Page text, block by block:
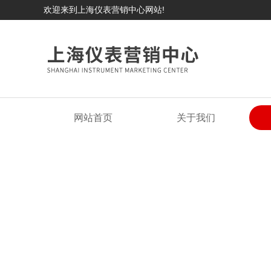
欢迎来到上海仪表营销中心网站!
网站首页 关于我们